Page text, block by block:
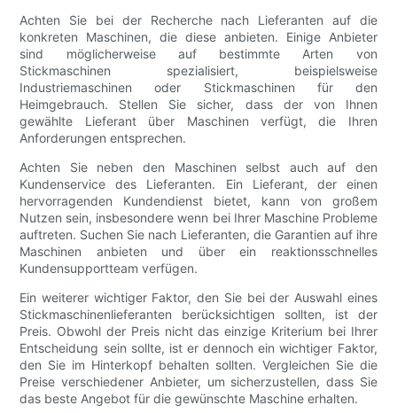
Achten Sie bei der Recherche nach Lieferanten auf die
konkreten Maschinen, die diese anbieten. Einige Anbieter
sind möglicherweise auf bestimmte Arten von
Stickmaschinen spezialisiert, beispielsweise
Industriemaschinen oder Stickmaschinen für den
Heimgebrauch. Stellen Sie sicher, dass der von Ihnen
gewählte Lieferant über Maschinen verfügt, die Ihren
Anforderungen entsprechen.
Achten Sie neben den Maschinen selbst auch auf den
Kundenservice des Lieferanten. Ein Lieferant, der einen
hervorragenden Kundendienst bietet, kann von großem
Nutzen sein, insbesondere wenn bei Ihrer Maschine Probleme
auftreten. Suchen Sie nach Lieferanten, die Garantien auf ihre
Maschinen anbieten und über ein reaktionsschnelles
Kundensupportteam verfügen.
Ein weiterer wichtiger Faktor, den Sie bei der Auswahl eines
Stickmaschinenlieferanten berücksichtigen sollten, ist der
Preis. Obwohl der Preis nicht das einzige Kriterium bei Ihrer
Entscheidung sein sollte, ist er dennoch ein wichtiger Faktor,
den Sie im Hinterkopf behalten sollten. Vergleichen Sie die
Preise verschiedener Anbieter, um sicherzustellen, dass Sie
das beste Angebot für die gewünschte Maschine erhalten.